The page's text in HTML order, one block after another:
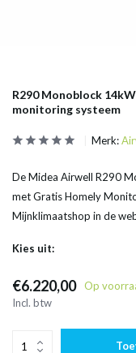
R290 Monoblock
monitoring systeem
Merk:
De Midea Airwell R290
met Gratis Homely
Mijnklimaatshop in de
Kies uit:
€6.220,00
Op
Incl. btw